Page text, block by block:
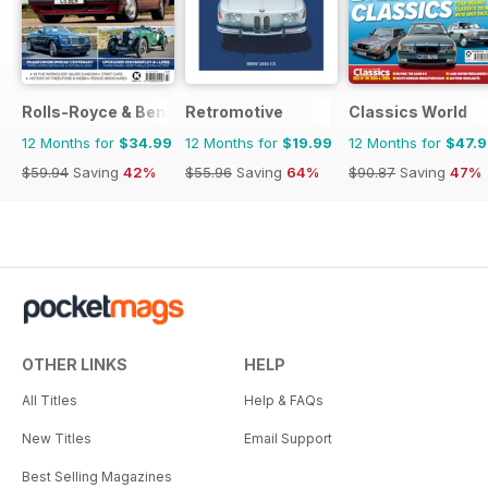
Rolls-Royce & Bentley Driver
12 Months for $34.99
$59.94 Saving 42%
Retromotive
12 Months for $19.99
$55.96 Saving 64%
Classics World
12 Months for
$90.87 Saving 47%
OTHER LINKS
All Titles
New Titles
Best Selling Magazines
HELP
Help & FAQs
Email Support